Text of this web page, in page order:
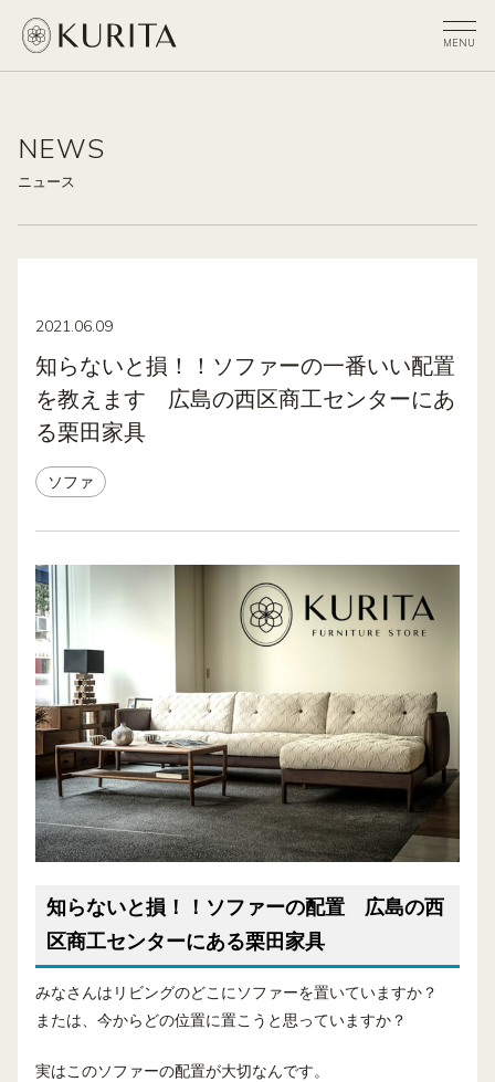
NEWS
ニュース
2021.06.09
知らないと損！！ソファーの一番いい配置
を教えます 広島の西区商工センターにあ
る栗田家具
ソファ
知らないと損！！ソファーの配置 広島の西
区商工センターにある栗田家具
みなさんはリビングのどこにソファーを置いていますか？
または、今からどの位置に置こうと思っていますか？
実はこのソファーの配置が大切なんです。